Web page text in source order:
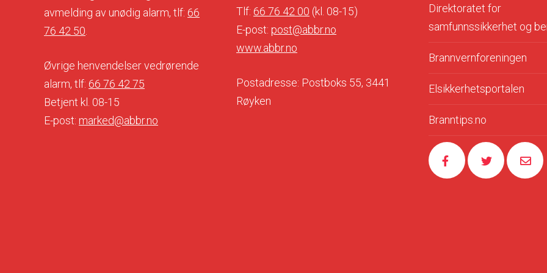
avmelding av unødig alarm, tlf: 66
76 42 50
Øvrige henvendelser vedrørende
alarm, tlf: 66 76 42 75
Betjent kl. 08-15
E-post: marked@abbr.no
Tlf: 66 76 42 00 (kl. 08-15)
E-post: post@abbr.no
www.abbr.no
Postadresse: Postboks 55, 3441
Røyken
Direktoratet for
samfunnssikkerhet og
Brannvernforeningen
Elsikkerhetsportalen
Branntips.no